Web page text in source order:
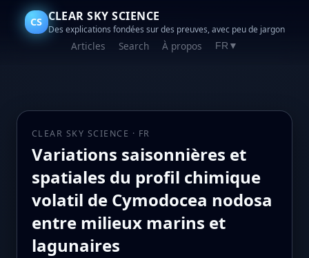
CS CLEAR SKY SCIENCE
Des explications fondées sur des preuves, avec peu de jargon
Articles Search À propos FR ▼
CLEAR SKY SCIENCE · FR
Variations saisonnières et
spatiales du profil chimique
volatil de Cymodocea nodosa
entre milieux marins et
lagunaires